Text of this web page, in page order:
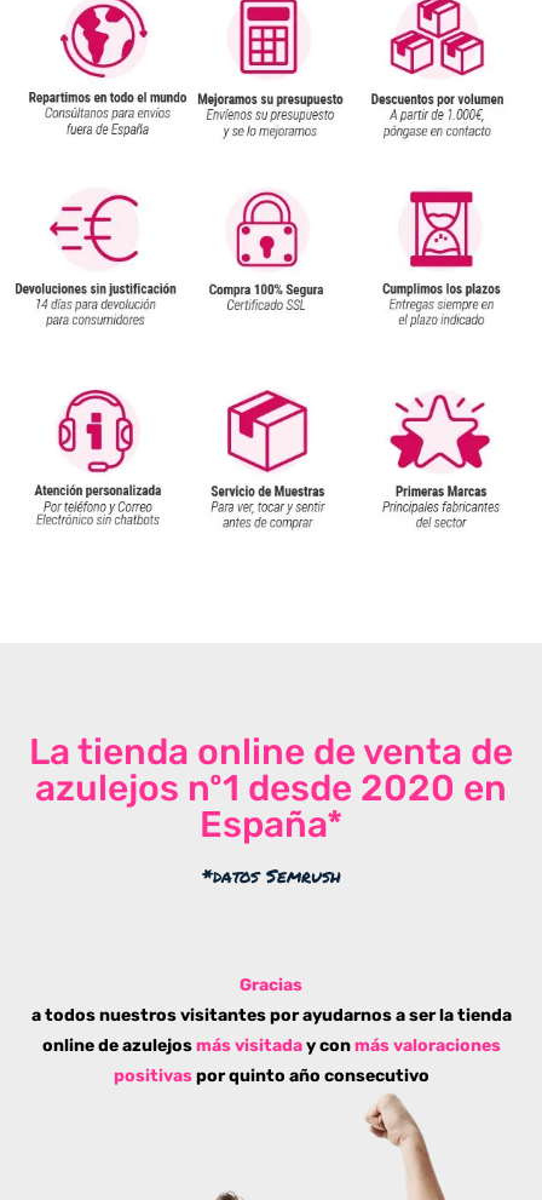
La tienda online de venta de
azulejos nº1 desde 2020 en
España*
*datos Semrush
Gracias
a todos nuestros visitantes por ayudarnos a ser la tienda
online de azulejos más visitaday conmás valoraciones
positivaspor quinto año consecutivo